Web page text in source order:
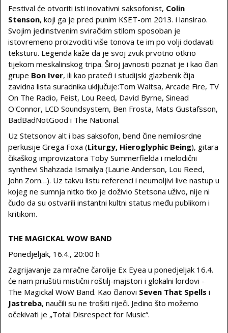
Festival će otvoriti isti inovativni saksofonist, Colin
Stenson, koji ga je pred punim KSET-om 2013. i lansirao.
Svojim jedinstvenim sviračkim stilom sposoban je
istovremeno proizvoditi više tonova te im po volji dodavati
teksturu. Legenda kaže da je svoj zvuk prvotno otkrio
tijekom meskalinskog tripa. Široj javnosti poznat je i kao član
grupe Bon Iver, ili kao prateći i studijski glazbenik čija
zavidna lista suradnika uključuje:Tom Waitsa, Arcade Fire, TV
On The Radio, Feist, Lou Reed, David Byrne, Sinead
O'Connor, LCD Soundsystem, Ben Frosta, Mats Gustafsson,
BadBadNotGood i The National.
Uz Stetsonov alt i bas saksofon, bend čine nemilosrdne
perkusije Grega Foxa (Liturgy, Hieroglyphic Being), gitara
čikaškog improvizatora Toby Summerfielda i melodični
synthevi Shahzada Ismailya (Laurie Anderson, Lou Reed,
John Zorn…). Uz takvu listu referenci i neumoljivi live nastup u
kojeg ne sumnja nitko tko je doživio Stetsona uživo, nije ni
čudo da su ostvarili instantni kultni status među publikom i
kritikom.
THE MAGICKAL WOW BAND
Ponedjeljak, 16.4., 20:00 h
Zagrijavanje za mračne čarolije Ex Eyea u ponedjeljak 16.4.
će nam priuštiti mistični roštilj-majstori i glokalni lordovi -
The Magickal WoW Band. Kao članovi Seven That Spells i
Jastreba, naučili su ne trošiti riječi. Jedino što možemo
očekivati je „Total Disrespect for Music“.